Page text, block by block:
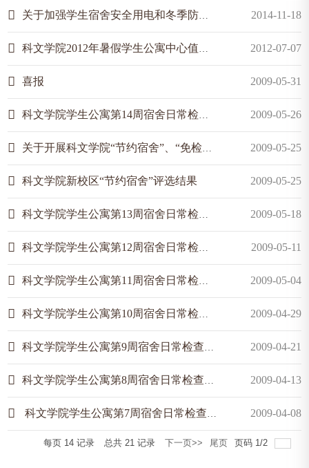
关于加强学生宿舍安全用电和冬季防火工作的通知 2014-11-18
科文学院2012年暑假学生公寓中心值班表 2012-07-07
喜报 2009-05-31
科文学院学生公寓第14周宿舍日常检查情况通报 2009-05-26
关于开展科文学院“节约宿舍”、“免检宿舍”评比活动的通知 2009-05-25
科文学院新校区“节约宿舍”评选结果 2009-05-25
科文学院学生公寓第13周宿舍日常检查情况通报 2009-05-18
科文学院学生公寓第12周宿舍日常检查情况通报 2009-05-11
科文学院学生公寓第11周宿舍日常检查情况通报 2009-05-04
科文学院学生公寓第10周宿舍日常检查情况通报 2009-04-29
科文学院学生公寓第9周宿舍日常检查情况通报 2009-04-21
科文学院学生公寓第8周宿舍日常检查情况通报 2009-04-13
科文学院学生公寓第7周宿舍日常检查情况通报 2009-04-08
每页 14记录 总共 21记录 下一页>> 尾页 页码 1/2